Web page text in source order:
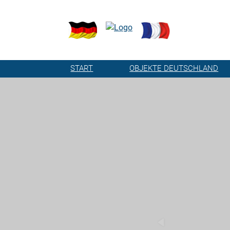
START OBJEKTE DEUTSCHLAND